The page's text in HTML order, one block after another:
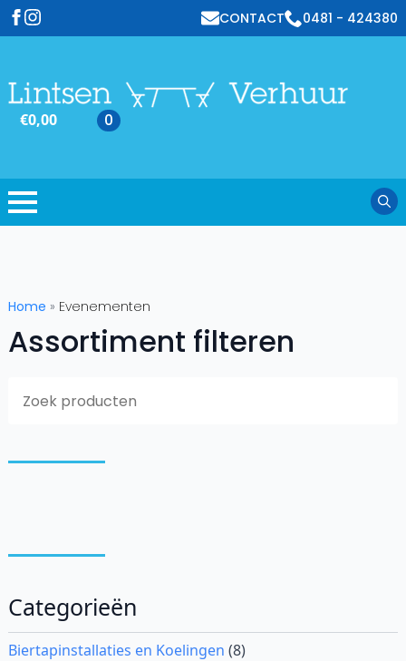
CONTACT 0481 - 424380
€0,00 0
Home » Evenementen
Assortiment filteren
Categorieën
Biertapinstallaties en Koelingen (8)